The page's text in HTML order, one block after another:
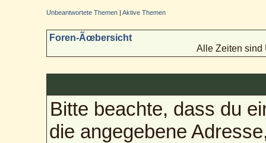
Unbeantwortete Themen |Aktive Themen
Foren-Ãœbersicht
Alle Zeiten sind
Bitte beachte, dass du
die angegebene